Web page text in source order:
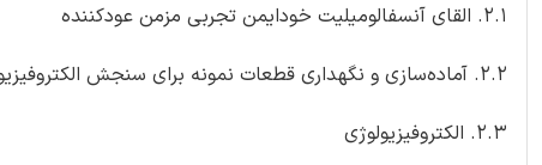
2.1. القای آنسفالومیلیت خودایمن تجربی مزمن عودکننده
2.2. آماده‌سازی و نگهداری قطعات نمونه برای سنجش الکتروفیزیولوژی
2.3. الکتروفیزیولوژی